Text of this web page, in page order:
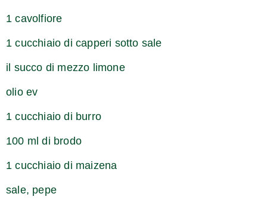
1 cavolfiore
1 cucchiaio di capperi sotto sale
il succo di mezzo limone
olio ev
1 cucchiaio di burro
100 ml di brodo
1 cucchiaio di maizena
sale, pepe